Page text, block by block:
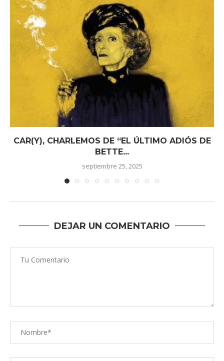
CAR(Y), CHARLEMOS DE “EL ÚLTIMO ADIÓS DE
BETTE...
septiembre 25, 2025
DEJAR UN COMENTARIO